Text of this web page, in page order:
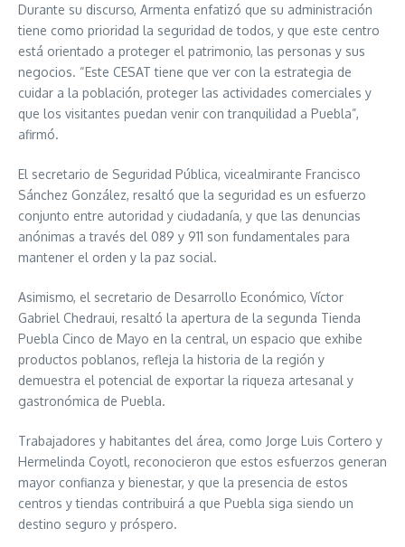
Durante su discurso, Armenta enfatizó que su administración
tiene como prioridad la seguridad de todos, y que este centro
está orientado a proteger el patrimonio, las personas y sus
negocios. “Este CESAT tiene que ver con la estrategia de
cuidar a la población, proteger las actividades comerciales y
que los visitantes puedan venir con tranquilidad a Puebla”,
afirmó.
El secretario de Seguridad Pública, vicealmirante Francisco
Sánchez González, resaltó que la seguridad es un esfuerzo
conjunto entre autoridad y ciudadanía, y que las denuncias
anónimas a través del 089 y 911 son fundamentales para
mantener el orden y la paz social.
Asimismo, el secretario de Desarrollo Económico, Víctor
Gabriel Chedraui, resaltó la apertura de la segunda Tienda
Puebla Cinco de Mayo en la central, un espacio que exhibe
productos poblanos, refleja la historia de la región y
demuestra el potencial de exportar la riqueza artesanal y
gastronómica de Puebla.
Trabajadores y habitantes del área, como Jorge Luis Cortero y
Hermelinda Coyotl, reconocieron que estos esfuerzos generan
mayor confianza y bienestar, y que la presencia de estos
centros y tiendas contribuirá a que Puebla siga siendo un
destino seguro y próspero.